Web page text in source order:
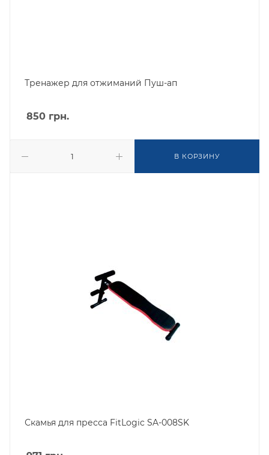
Тренажер для отжиманий Пуш-ап
850 грн.
В КОРЗИНУ
Скамья для пресса FitLogic SA-008SK